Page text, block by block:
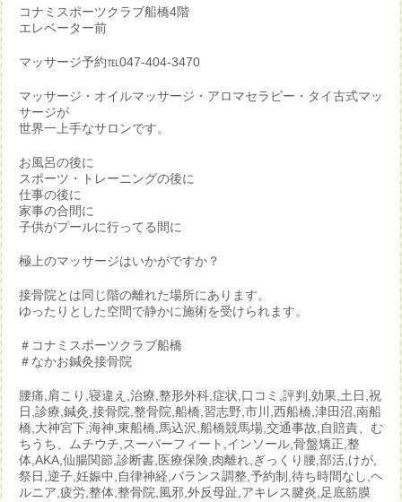
コナミスポーツクラブ船橋4階
エレベーター前
マッサージ予約℡047-404-3470
マッサージ・オイルマッサージ・アロマセラピー・タイ古式マッ
サージが
世界一上手なサロンです。
お風呂の後に
スポーツ・トレーニングの後に
仕事の後に
家事の合間に
子供がプールに行ってる間に
極上のマッサージはいかがですか？
接骨院とは同じ階の離れた場所にあります。
ゆったりとした空間で静かに施術を受けられます。
＃コナミスポーツクラブ船橋
＃なかお鍼灸接骨院
腰痛,肩こり,寝違え,治療,整形外科,症状,口コミ,評判,効果,土日,祝
日,診療,鍼灸,接骨院,整骨院,船橋,習志野,市川,西船橋,津田沼,南船
橋,大神宮下,海神,東船橋,馬込沢,船橋競馬場,交通事故,自賠責、む
ちうち、ムチウチ,スーパーフィート,インソール,骨盤矯正,整
体,AKA,仙腸関節,診断書,医療保険,肉離れ,ぎっくり腰,部活,けが,
祭日,逆子,妊娠中,自律神経,バランス調整,予約制,待ち時間なし,ヘ
ルニア,疲労,整体,整骨院,風邪,外反母趾,アキレス腱炎,足底筋膜